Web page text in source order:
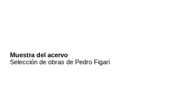
Muestra del acervo
Selección de obras de Pedro Figari